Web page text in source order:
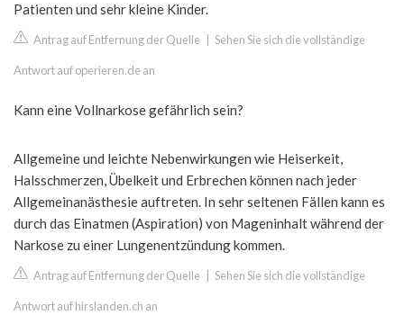
Patienten und sehr kleine Kinder.
Antrag auf Entfernung der Quelle Sehen Sie sich die vollständige
Antwort auf operieren.de an
Kann eine Vollnarkose gefährlich sein?
Allgemeine und leichte Nebenwirkungen wie Heiserkeit,
Halsschmerzen, Übelkeit und Erbrechen können nach jeder
Allgemeinanästhesie auftreten. In sehr seltenen Fällen kann es
durch das Einatmen (Aspiration) von Mageninhalt während der
Narkose zu einer Lungenentzündung kommen.
Antrag auf Entfernung der Quelle Sehen Sie sich die vollständige
Antwort auf hirslanden.ch an